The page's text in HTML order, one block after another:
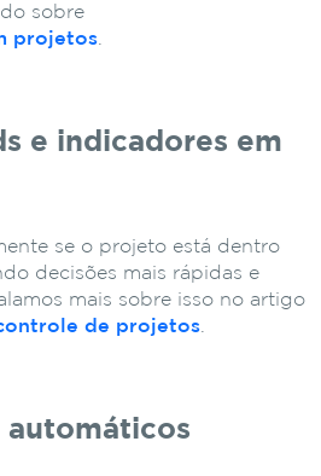
sobre
projetos
e indicadores em
se o projeto está dentro
decisões mais rápidas e
mais sobre isso no artigo
de projetos
automáticos